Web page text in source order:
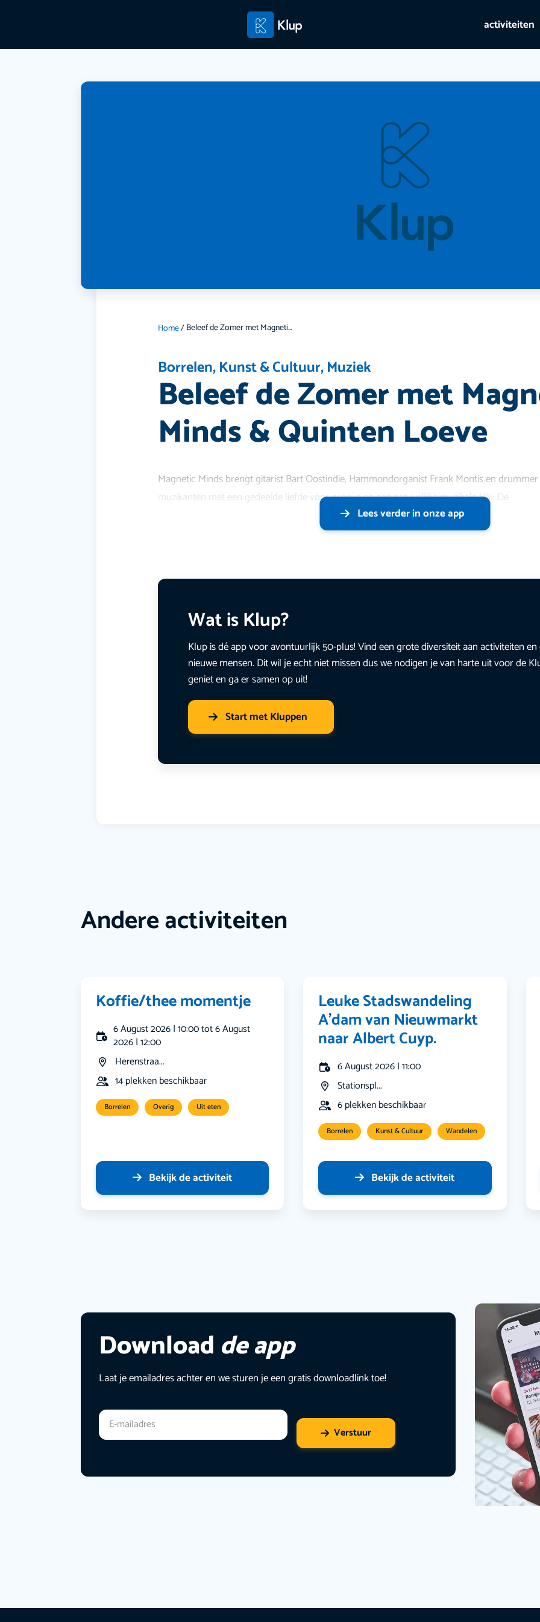
activiteiten
Home/ Beleef de Zomer met Magnetic Minds & Quinten Loeve
Borrelen,Kunst & Cultuur,Muziek
Beleef de Zomer met
Minds & Quinten Loeve
Magnetic Minds brengt gitarist Bart Oostindie, Hammondorganist Frank Montis en drummer
muzikanten met een gedeelde liefde voor groove en een natuurlijke muzikale klik. De
Lees verder in onze app
Wat is Klup?
Klup is dé app voor avontuurlijk 50-plus! Vind een grote diversiteit aan activiteiten
nieuwe mensen. Dit wil je echt niet missen dus we nodigen je van harte uit voor de
geniet en ga er samen op uit!
Start met Kluppen
Andere activiteiten
Koffie/thee momentje
6 August 2026 | 10:00 tot 6 August
2026 | 12:00
Herenstraa...
14 plekken beschikbaar
Borrelen Overig Uit eten
Bekijk de activiteit
Leuke Stadswandeling
A’dam van Nieuwmarkt
naar Albert Cuyp.
6 August 2026 | 11:00
Stationspl...
6 plekken beschikbaar
Borrelen Kunst & Cultuur Wandelen
Bekijk de activiteit
Download de app
Laat je emailadres achter en we sturen je een gratis downloadlink toe!
Verstuur